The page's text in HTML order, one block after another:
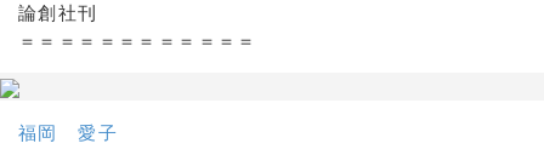
論創社刊
＝＝＝＝＝＝＝＝＝＝＝＝
福岡 愛子